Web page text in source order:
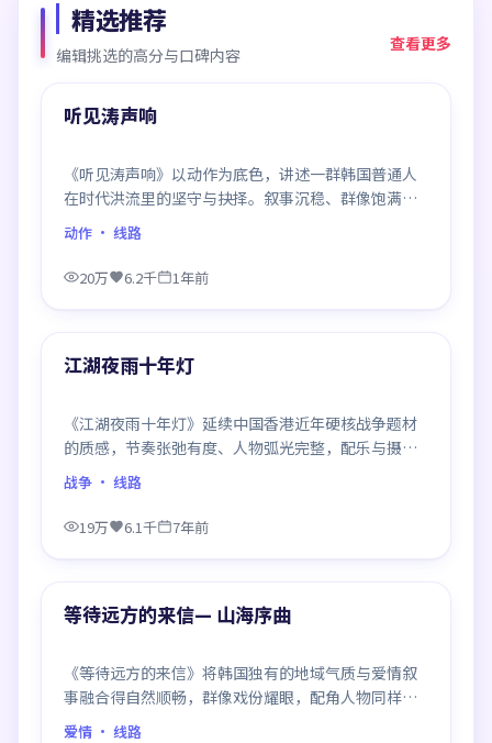
精选推荐
编辑挑选的高分与口碑内容
查看更多
精选
99:59
听见涛声响
《听见涛声响》以动作为底色，讲述一群韩国普通人
在时代洪流里的坚守与抉择。叙事沉稳、群像饱满，
每一场对手戏都打磨得克制而精确，回味悠长。
动作 · 线路
20万 6.2千 1年前
精选
江湖夜雨十年灯
《江湖夜雨十年灯》延续中国香港近年硬核战争题材
的质感，节奏张弛有度、人物弧光完整，配乐与摄影
颇具作者风格，是一部值得逐帧细看的诚意之作。
战争 · 线路
19万 6.1千 7年前
精选
等待远方的来信— 山海序曲
《等待远方的来信》将韩国独有的地域气质与爱情叙
事融合得自然顺畅，群像戏份耀眼，配角人物同样鲜
活，整部作品质感扎实。
爱情 · 线路